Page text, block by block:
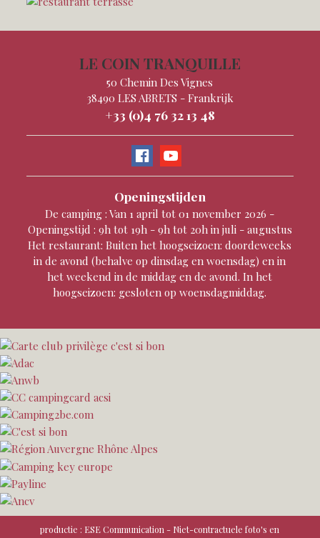
LE COIN TRANQUILLE
50 Chemin Des Vignes
38490 LES ABRETS- Frankrijk
+33 (0)4 76 32 13 48
Openingstijden
De camping : Van 1 april tot 01 november 2026 -
Openingstijd : 9h tot 19h - 9h tot 20h in juli - augustus
Het restaurant: Buiten het hoogseizoen: doordeweeks
in de avond (behalve op dinsdag en woensdag) en in
het weekend in de middag en de avond. In het
hoogseizoen: gesloten op woensdagmiddag.
productie : ESE Communication - Niet-contractuele foto's en